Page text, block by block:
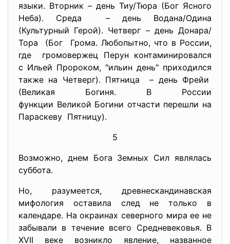
языки. Вторник – день Тиу/Тюра (Бог Ясного
Неба). Среда – день Водана/Одина
(Культурный Герой). Четверг – день Донара/
Тора (Бог Грома. Любопытно, что в России,
где громовержец Перун контаминировался
с Ильей Пророком, "ильин день" приходился
также на Четверг). Пятница – день Фрейи
(Великая Богиня. В России
функции Великой Богини отчасти перешли на
Параскеву Пятницу).
5
Возможно, днем Бога Земных Сил являлась
суббота.
Но, разумеется, древнескандинавская
мифология оставила след не только в
календаре. На окраинах северного мира ее не
забывали в течение всего Средневековья. В
XVII веке возникло явление, названное